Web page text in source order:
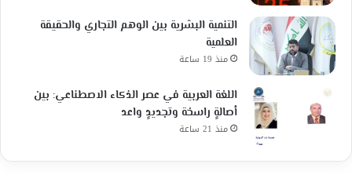
التنمية البشرية بين الوهم التجاري والحقيقة
العلمية
منذ 19 ساعة
اللغة العربية في عصر الذكاء الاصطناعي: بين
أصالةٍ راسخة وتجديدٍ واعد
منذ 21 ساعة